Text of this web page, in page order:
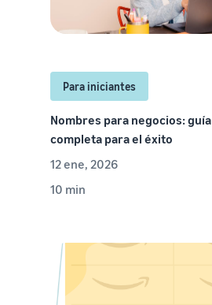
Para iniciantes
Nombres para negocios: guía
completa para el éxito
12 ene, 2026
10 min